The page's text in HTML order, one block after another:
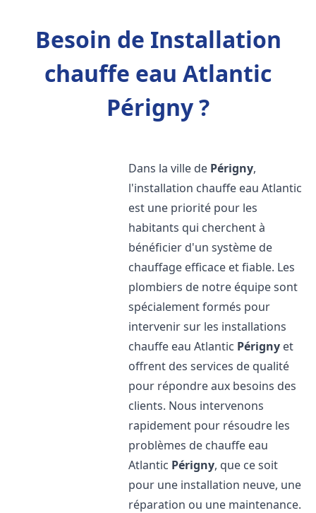
Besoin de Installation
chauffe eau Atlantic
Périgny ?
Dans la ville de Périgny,
l'installation chauffe eau Atlantic
est une priorité pour les
habitants qui cherchent à
bénéficier d'un système de
chauffage efficace et fiable. Les
plombiers de notre équipe sont
spécialement formés pour
intervenir sur les installations
chauffe eau Atlantic Périgny et
offrent des services de qualité
pour répondre aux besoins des
clients. Nous intervenons
rapidement pour résoudre les
problèmes de chauffe eau
Atlantic Périgny, que ce soit
pour une installation neuve, une
réparation ou une maintenance.